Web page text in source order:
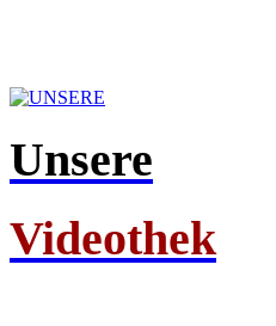
Unsere
Videothek